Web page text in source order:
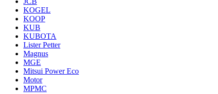
KOGEL
KOOP
KUB
KUBOTA
Lister Petter
Magnus
MGE
Mitsui Power Eco
Motor
MPMC